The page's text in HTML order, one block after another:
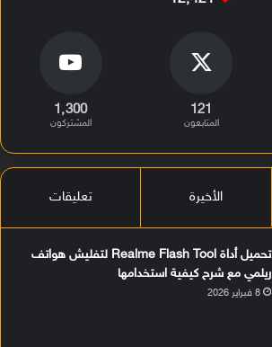
121
المتابعون
1٬300
المشتركون
الأخيرة تعليقات
تحميل أداة Realme Flash Tool لتفليش هواتف
ريلمي مع شرح كيفية استخدامها
8 فبراير 2026